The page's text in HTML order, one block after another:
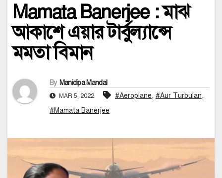
Mamata Banerjee : মাঝ
আকাশে এয়ার টার্বুল্যান্সে
মমতা বিমান
By Manidipa Mandal
MAR 5, 2022 #Aeroplane, #Aur Turbulan,
#Mamata Banerjee